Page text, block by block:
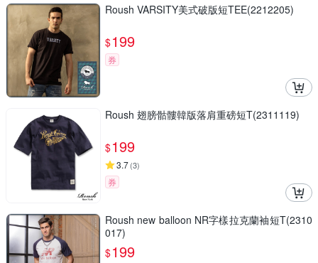
Roush VARSITY美式破版短TEE(2212205)
$199
券
Roush 翅膀骷髏韓版落肩重磅短T(2311119)
$199
3.7(3)
券
Roush new balloon NR字樣拉克蘭袖短T(2310
017)
$199